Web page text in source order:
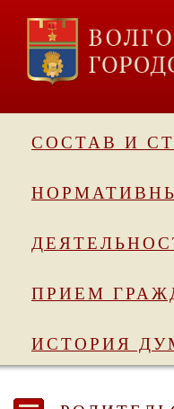
СОСТАВ И
ПРИЕМ
ИСТОРИЯ